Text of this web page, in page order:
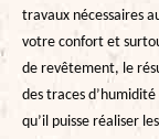
travaux nécessaires
votre confort et
de revêtement, le
des traces
qu’il puisse réaliser